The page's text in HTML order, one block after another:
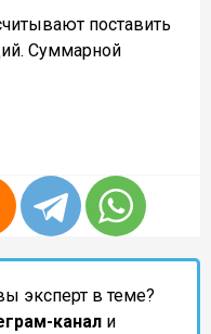
поставить
Суммарной
эксперт в теме?
канал и